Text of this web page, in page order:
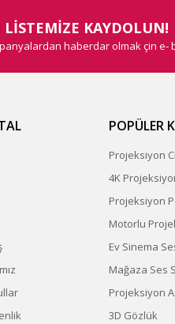
LİSTEMİZE KAYDOLUN!
haberdar olmak çin e-
POPÜLER
Projeksiyon
4K
Projeksiyon
Motorlu
Ev Sinema
Mağaza Ses
Projeksiyon
3D Gözlük